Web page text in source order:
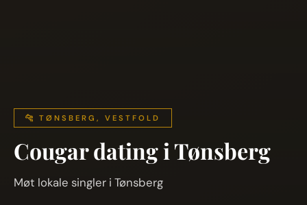
🐆 TØNSBERG, VESTFOLD
Cougar dating i Tønsberg
Møt lokale singler i Tønsberg